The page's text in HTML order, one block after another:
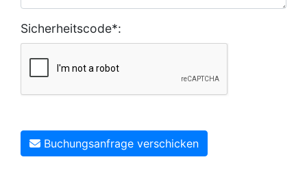
Sicherheitscode*:
Buchungsanfrage verschicken